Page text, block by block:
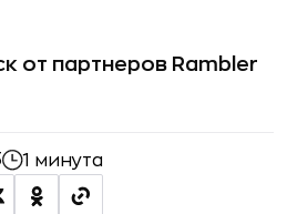
от партнеров Rambler
1 минута